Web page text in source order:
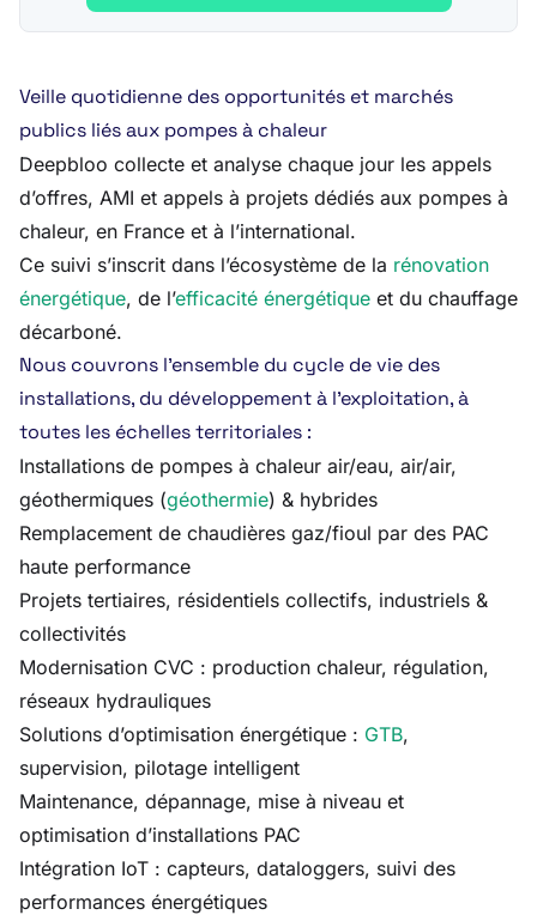
Veille quotidienne des opportunités et marchés
publics liés aux pompes à chaleur
Deepbloo collecte et analyse chaque jour les appels
d’offres, AMI et appels à projets dédiés aux pompes à
chaleur, en France et à l’international.
Ce suivi s’inscrit dans l’écosystème de la rénovation
énergétique, de l’efficacité énergétique et du chauffage
décarboné.
Nous couvrons l’ensemble du cycle de vie des
installations, du développement à l’exploitation, à
toutes les échelles territoriales :
Installations de pompes à chaleur air/eau, air/air,
géothermiques (géothermie) & hybrides
Remplacement de chaudières gaz/fioul par des PAC
haute performance
Projets tertiaires, résidentiels collectifs, industriels &
collectivités
Modernisation CVC : production chaleur, régulation,
réseaux hydrauliques
Solutions d’optimisation énergétique : GTB,
supervision, pilotage intelligent
Maintenance, dépannage, mise à niveau et
optimisation d’installations PAC
Intégration IoT : capteurs, dataloggers, suivi des
performances énergétiques